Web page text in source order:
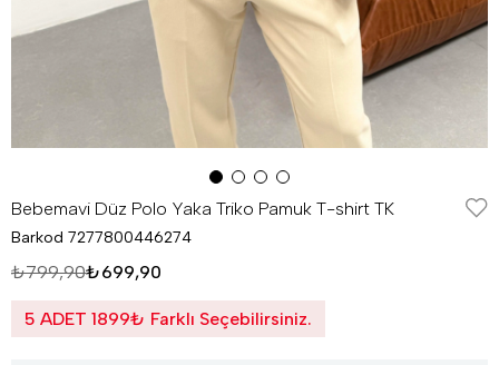
Bebemavi Düz Polo Yaka Triko Pamuk T-shirt TK
Barkod 7277800446274
₺799,90₺699,90
5 ADET 1899₺ Farklı Seçebilirsiniz.